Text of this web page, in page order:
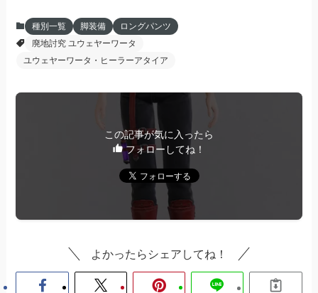
種別一覧 脚装備
ロングパンツ
廃地討究 ユウェヤーワータ
ユウェヤーワータ・ヒーラーアタイア
この記事が気に入ったら
フォローしてね！
よかったらシェアしてね！